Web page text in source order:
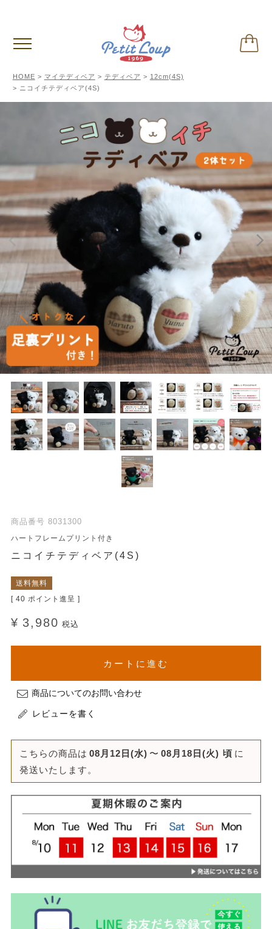
HOME マイテディベア テディベア
12cm(4S)
ニコイチテディベア(4S)
商品番号 8031300
ハートフレームプリント付き
ニコイチテディベア(4S)
送料無料
[ 40 ポイント進呈 ]
¥ 3,980 税込
カートに進む
商品についてのお問い合わせ
レビューを書く
こちらの商品は 08月12日(水) 〜 08月18日(火) 頃 に
発送いたします。